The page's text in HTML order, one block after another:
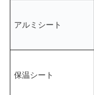
アルミシート
保温シート